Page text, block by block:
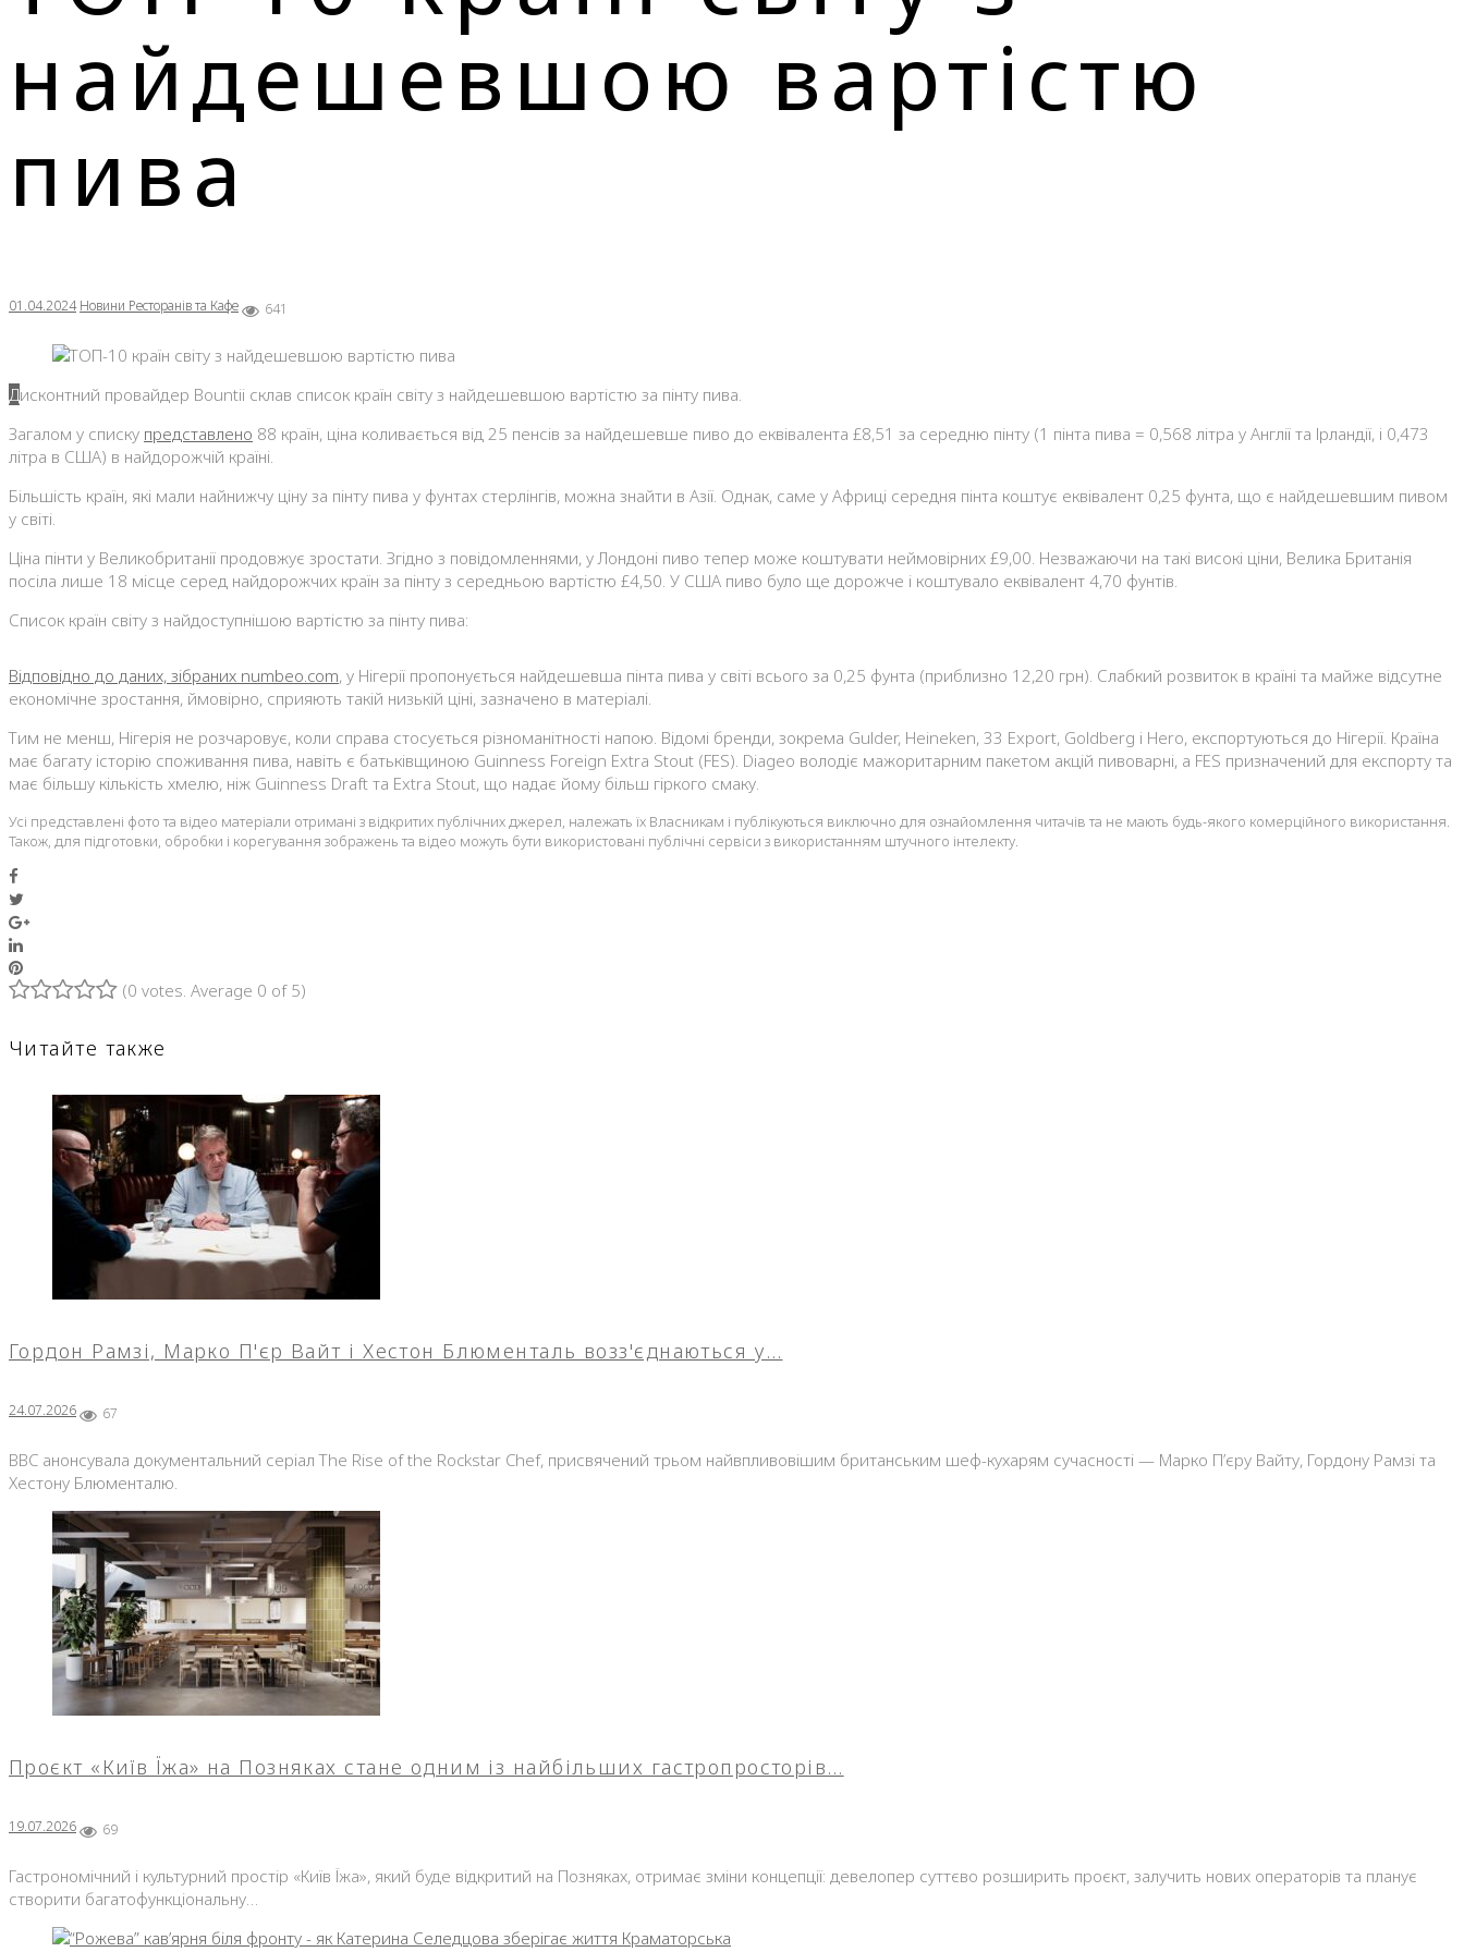
найдешевшою вартістю
пива
01.04.2024 Новини Ресторанів та Кафе 641
Дисконтний провайдер Bountii склав список країн світу з найдешевшою вартістю за пінту пива.
Загалом у списку представлено 88 країн, ціна коливається від 25 пенсів за найдешевше пиво до еквівалента £8,51 за середню пінту (1 пінта пива = 0,568 літра у Англії та Ірландії, і 0,473
літра в США) в найдорожчій країні.
Більшість країн, які мали найнижчу ціну за пінту пива у фунтах стерлінгів, можна знайти в Азії. Однак, саме у Африці середня пінта коштує еквівалент 0,25 фунта, що є найдешевшим пивом
у світі.
Ціна пінти у Великобританії продовжує зростати. Згідно з повідомленнями, у Лондоні пиво тепер може коштувати неймовірних £9,00. Незважаючи на такі високі ціни, Велика Британія
посіла лише 18 місце серед найдорожчих країн за пінту з середньою вартістю £4,50. У США пиво було ще дорожче і коштувало еквівалент 4,70 фунтів.
Список країн світу з найдоступнішою вартістю за пінту пива:
Відповідно до даних, зібраних numbeo.com, у Нігерії пропонується найдешевша пінта пива у світі всього за 0,25 фунта (приблизно 12,20 грн). Слабкий розвиток в країні та майже відсутне
економічне зростання, ймовірно, сприяють такій низькій ціні, зазначено в матеріалі.
Тим не менш, Нігерія не розчаровує, коли справа стосується різноманітності напою. Відомі бренди, зокрема Gulder, Heineken, 33 Export, Goldberg і Hero, експортуються до Нігерії. Країна
має багату історію споживання пива, навіть є батьківщиною Guinness Foreign Extra Stout (FES). Diageo володіє мажоритарним пакетом акцій пивоварні, а FES призначений для експорту та
має більшу кількість хмелю, ніж Guinness Draft та Extra Stout, що надає йому більш гіркого смаку.
Усі представлені фото та відео матеріали отримані з відкритих публічних джерел, належать їх Власникам і публікуються виключно для ознайомлення читачів та не мають будь-якого комерційного використання.
Також, для підготовки, обробки і корегування зображень та відео можуть бути використовані публічні сервіси з використанням штучного інтелекту.
Google+
LinkedIn
Pinterest
(0 votes . Average 0 of 5)
Читайте также
Гордон Рамзі, Марко П'єр Вайт і Хестон Блюменталь возз'єднаються у…
24.07.2026 67
BBC анонсувала документальний серіал The Rise of the Rockstar Chef, присвячений трьом найвпливовішим британським шеф-кухарям сучасності — Марко П’єру Вайту, Гордону Рамзі та
Хестону Блюменталю.
Проєкт «Київ Їжа» на Позняках стане одним із найбільших гастропросторів…
19.07.2026 69
Гастрономічний і культурний простір «Київ Їжа», який буде відкритий на Позняках, отримає зміни концепції: девелопер суттєво розширить проєкт, залучить нових операторів та планує
створити багатофункціональну…